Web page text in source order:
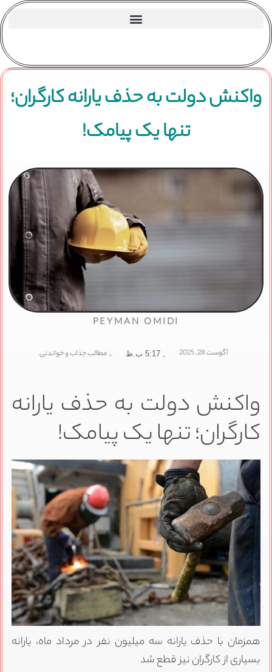
واکنش دولت به حذف یارانه کارگران؛
تنها یک پیامک!
PEYMAN OMIDI
آگوست 28, 2025 5:17 ب.ظ , مطالب جذاب و خواندنی
واکنش دولت به حذف یارانه
کارگران؛ تنها یک پیامک!
همزمان با حذف یارانه سه میلیون نفر در مرداد ماه، یارانه
بسیاری از کارگران نیز قطع شد